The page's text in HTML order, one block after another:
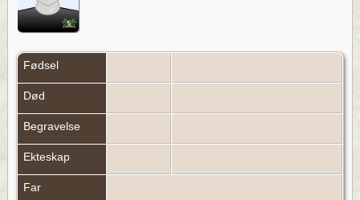
Fødsel
Død
Begravelse
Ekteskap
Far